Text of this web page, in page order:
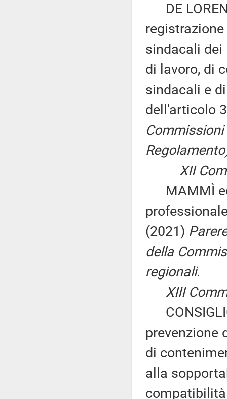
DE
sindacali dei
di lavoro, di
sindacali e
dell'articolo
Commissioni
XII
MAMMÌ
(2021)
della
regionali.
XIII
prevenzione
di
alla